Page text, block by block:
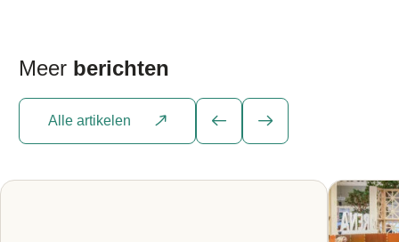
Meer berichten
Alle artikelen